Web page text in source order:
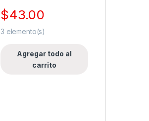
$43.00
3 elemento(s)
Agregar todo al
carrito